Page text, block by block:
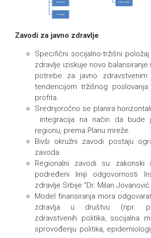
Zavodi za javno zdravlje
Specifični socijalno-tržišni
zdravlje iziskuje novo
potrebe za javno zdravstvenim
tendencijom tržišnog poslovanja
profita.
Srednjoročno se planira
integracija na način da bude
regionu, prema Planu mreže.
Bivši okružni zavodi postaju
zavoda.
Regionalni zavodi su
podređeni liniji odgovornosti
zdravlje Srbije "Dr. Milan
Model finansiranja mora
zdravlja u društvu (npr.
zdravstvenih politika, socijalna
sprovođenju politika,